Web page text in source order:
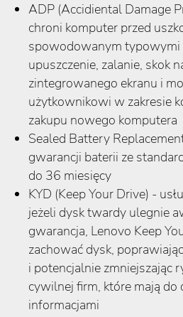
ADP (Accidiental Damage
chroni komputer przed
spowodowanym typowymi
upuszczenie, zalanie, skok
zintegrowanego ekranu i
użytkownikowi w zakresie
zakupu nowego komputera
Sealed Battery
gwarancji baterii ze
do 36 miesięcy
KYD (Keep Your Drive) -
jeżeli dysk twardy ulegnie
gwarancja, Lenovo Keep
zachować dysk,
i potencjalnie zmniejszając
cywilnej firm, które mają do
informacjami